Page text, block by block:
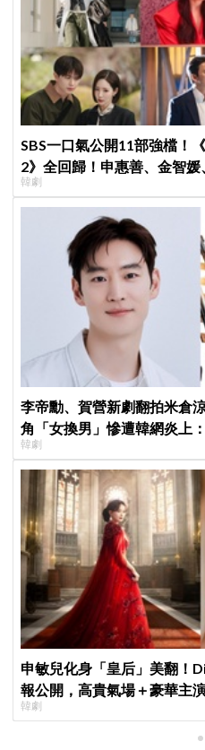
SBS一口氣公開11部強檔！
2》全回歸！申惠善、金智
勳...陣容太狂了
韓劇
李帝勳、賀營新劇翻拍米倉
角「女換男」慘遭韓網炎上
韓劇
申敏兒化身「皇后」美翻！
報公開，高貴氣場＋豪華主
韓劇